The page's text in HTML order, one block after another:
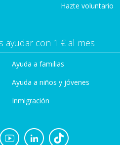
Hazte voluntario
ayudar con 1 € al mes
Ayuda a familias
Ayuda a niños y jóvenes
Inmigración